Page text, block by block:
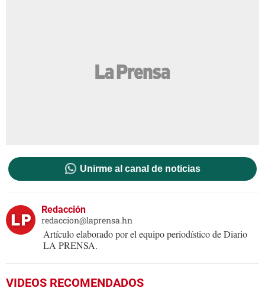
Unirme al canal de noticias
Redacción
redaccion@laprensa.hn
Artículo elaborado por el equipo periodístico de Diario
LA PRENSA.
VIDEOS RECOMENDADOS